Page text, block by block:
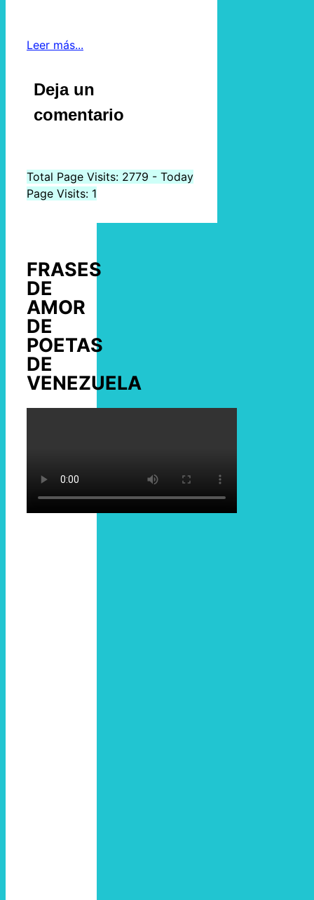
Leer más...
Deja un
comentario
Total Page Visits: 2779 - Today
Page Visits: 1
FRASES
DE
AMOR
DE
POETAS
DE
VENEZUELA